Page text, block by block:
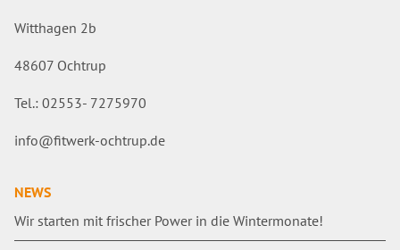
Witthagen 2b
48607 Ochtrup
Tel.: 02553- 7275970
info@fitwerk-ochtrup.de
NEWS
Wir starten mit frischer Power in die Wintermonate!